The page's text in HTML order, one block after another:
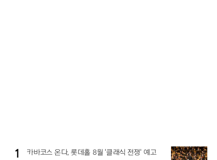
1 카바코스 온다, 롯데홀 8월 '클래식 전쟁' 예고